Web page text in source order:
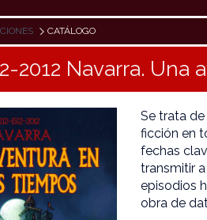
CATÁLOGO
2012 Navarra.
Se trata
ficción en
fechas
transmitir
episodios
obra de